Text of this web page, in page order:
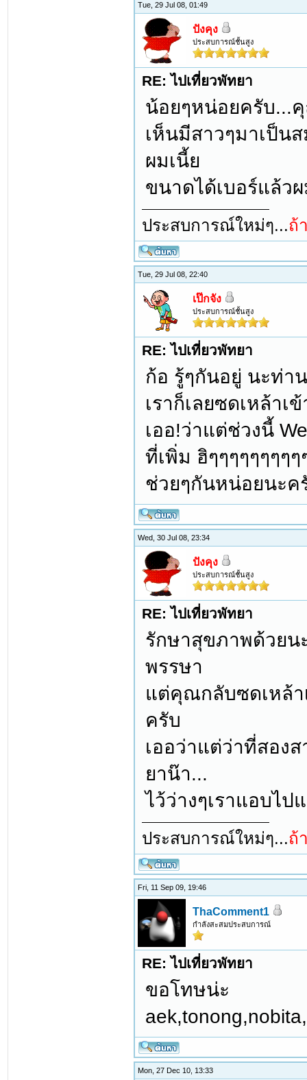
Tue, 29 Jul 08, 01:49
ปังคุง
ประสบการณ์ชั้นสูง
RE: ไปเที่ยวพัทยา
น้อยๆหน่อยครับ...
เห็นมีสาวๆมาเป็น
ผมเนี้ย
ขนาดได้เบอร์แล้ว
ประสบการณ์ใหม่ๆ...ถ้
Tue, 29 Jul 08, 22:40
เป๊กจัง
ประสบการณ์ชั้นสูง
RE: ไปเที่ยวพัทยา
ก้อ รู้ๆกันอยู่ นะท่า
เราก็เลยซดเหล้าเ
เออ!ว่าแต่ช่วงนี้
ที่เพิ่ม ฮิๆๆๆๆๆๆๆๆๆ
ช่วยๆกันหน่อยนะค
Wed, 30 Jul 08, 23:34
ปังคุง
ประสบการณ์ชั้นสูง
RE: ไปเที่ยวพัทยา
รักษาสุขภาพด้วยน
พรรษา
แต่คุณกลับซดเหล้า
ครับ
เออว่าแต่ว่าที่สอง
ยาน๊า...
ไว้ว่างๆเราแอบไป
ประสบการณ์ใหม่ๆ...ถ้
Fri, 11 Sep 09, 19:46
ThaComment1
กำลังสะสมประสบการณ์
RE: ไปเที่ยวพัทยา
ขอโทษน่ะ
Mon, 27 Dec 10, 13:33